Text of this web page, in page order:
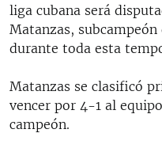
liga cubana será
Matanzas,
durante toda esta
Matanzas se clasificó
vencer por 4-1 al
campeón.